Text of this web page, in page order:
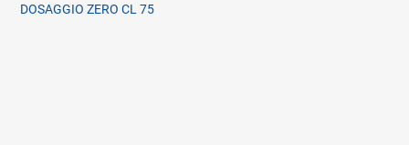
DOSAGGIO ZERO CL 75